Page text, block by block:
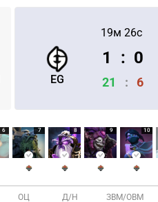
19м 26с
EG
1 : 0
21 : 6
6 7 8 9 10
ОЦ Д/Н ЗВМ/ОВМ